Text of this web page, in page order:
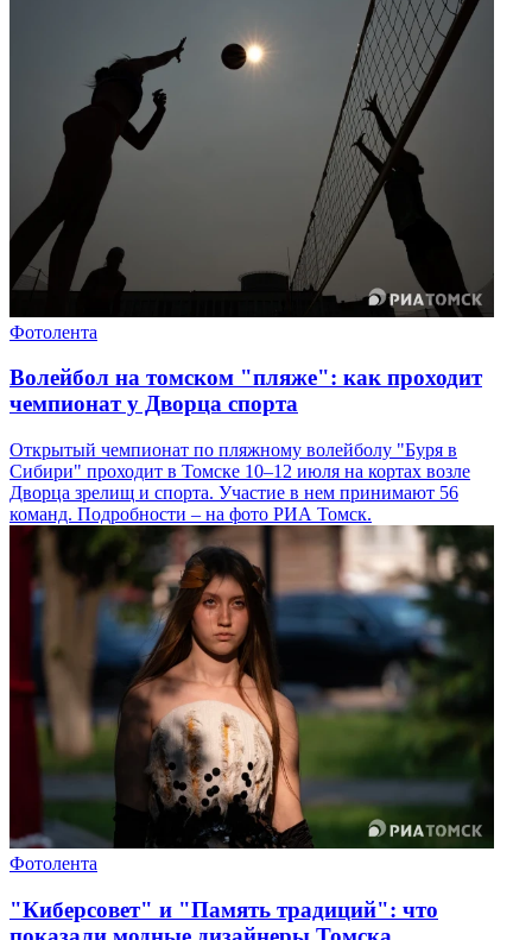
Фотолента
Волейбол на томском "пляже": как проходит
чемпионат у Дворца спорта
Открытый чемпионат по пляжному волейболу "Буря в
Сибири" проходит в Томске 10–12 июля на кортах возле
Дворца зрелищ и спорта. Участие в нем принимают 56
команд. Подробности – на фото РИА Томск.
Фотолента
"Киберсовет" и "Память традиций": что